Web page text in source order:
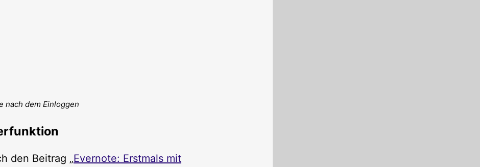
nach dem Einloggen
den Beitrag „Evernote: Erstmals mit